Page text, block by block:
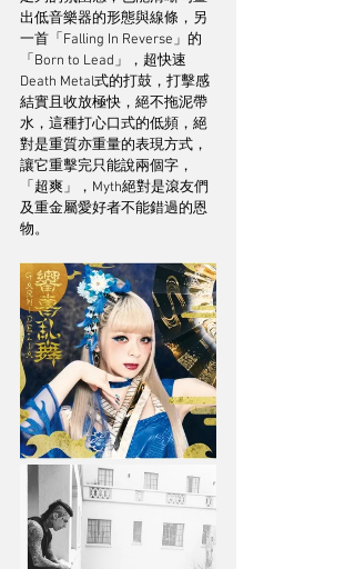
出低音樂器的形態與線條，另
一首「Falling In Reverse」的
「Born to Lead」，超快速
Death Metal式的打鼓，打擊感
結實且收放極快，絕不拖泥帶
水，這種打心口式的低頻，絕
對是重質亦重量的表現方式，
讓它重擊完只能說兩個字，
「超爽」，Myth絕對是滾友們
及重金屬愛好者不能錯過的恩
物。